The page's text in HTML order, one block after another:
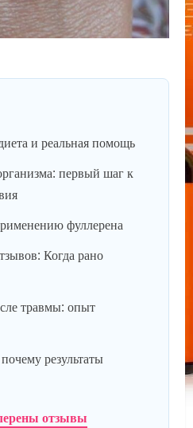
и реальная помощь
первый шаг к
фуллерена
Когда рано
травмы: опыт
результаты
отзывы